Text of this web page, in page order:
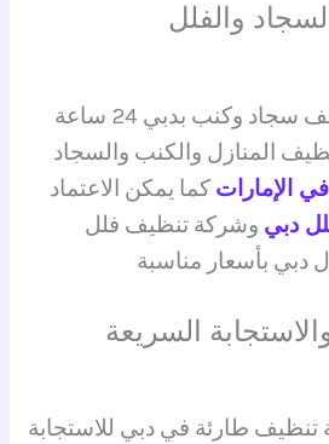
والفلل
تشمل الخدمات تنظيف سجاد وكنب بدبي 24 ساعة
المنازل والكنب والسجاد
الإمارات كما يمكن الاعتماد
دبي وشركة تنظيف فلل
دبي بأسعار مناسبة
السريعة
تنظيف طارئة في دبي للاستجابة